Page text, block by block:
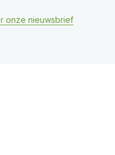
onze nieuwsbrief